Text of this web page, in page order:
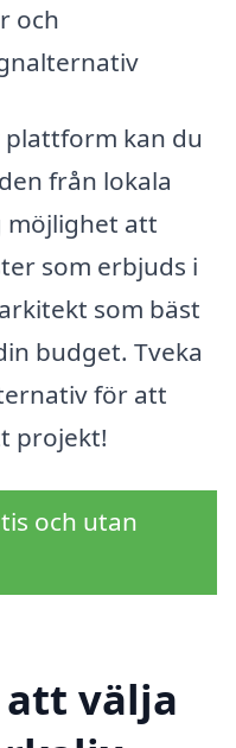
och
kan du
från lokala
möjlighet att
som erbjuds i
som bäst
budget. Tveka
för att
projekt!
och utan
att välja